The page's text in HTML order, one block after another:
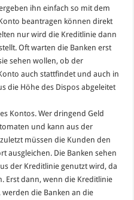
ihn einfach so mit dem
beantragen können direkt
nur wird die Kreditlinie dann
Oft warten die Banken erst
sehen wollen, ob der
auch stattfindet und auch in
die Höhe des Dispos abgeleitet
Kontos. Wer dringend Geld
und kann aus der
müssen die Kunden den
ausgleichen. Die Banken sehen
der Kreditlinie genutzt wird, da
Erst dann, wenn die Kreditlinie
die Banken an die